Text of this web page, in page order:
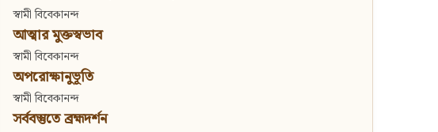
স্বামী বিবেকানন্দ
আত্মার মুক্তস্বভাব
স্বামী বিবেকানন্দ
অপরোক্ষানুভূতি
স্বামী বিবেকানন্দ
সর্ববস্তুতে ব্রহ্মদর্শন